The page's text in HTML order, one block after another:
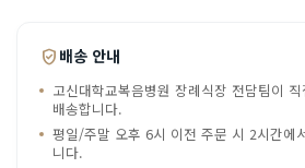
verified_user 배송 안내
고신대학교복음병원 장례식장 전담팀이
배송합니다.
평일/주말 오후 6시 이전 주문 시 2시간에
니다.